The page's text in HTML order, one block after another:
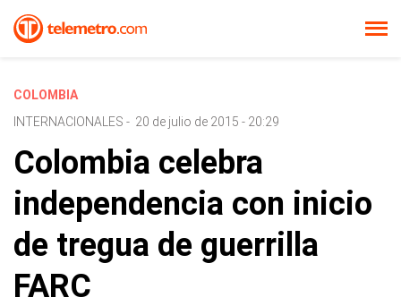
COLOMBIA
INTERNACIONALES - 20 de julio de 2015 - 20:29
Colombia celebra
independencia con inicio
de tregua de guerrilla
FARC